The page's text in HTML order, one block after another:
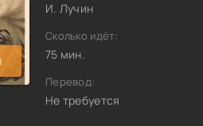
И. Лучин
Сколько идёт:
75 мин.
Перевод:
Не требуется